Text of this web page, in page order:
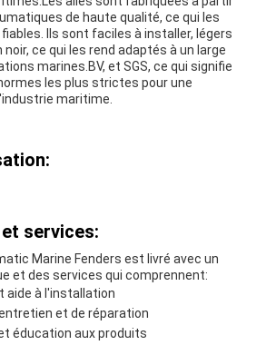
de haute qualité, ce qui les
Ils sont faciles à installer, légers
ce qui les rend adaptés à un large
marines.BV, et SGS, ce qui signifie
les plus strictes pour une
maritime.
services:
Marine Fenders est livré avec un
et des services qui comprennent:
aide à l'installation
et de réparation
éducation aux produits